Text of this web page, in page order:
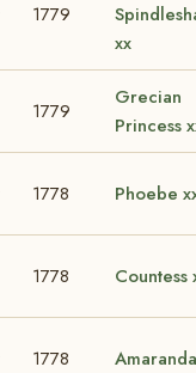
1779
xx
1779
Grecian
Princess
1778 Phoebe
1778 Countess
1778